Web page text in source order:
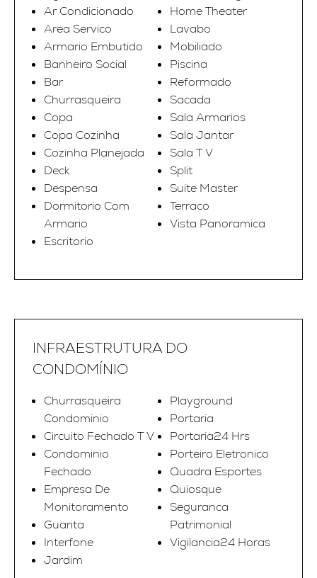
Ar Condicionado
Area Servico
Armario Embutido
Banheiro Social
Bar
Churrasqueira
Copa
Copa Cozinha
Cozinha Planejada
Deck
Despensa
Dormitorio Com
Armario
Escritorio
Home Theater
Lavabo
Mobiliado
Piscina
Reformado
Sacada
Sala Armarios
Sala Jantar
Sala T V
Split
Suite Master
Terraco
Vista Panoramica
INFRAESTRUTURA DO
CONDOMÍNIO
Churrasqueira
Condominio
Circuito Fechado T V
Condominio
Fechado
Empresa De
Monitoramento
Guarita
Interfone
Jardim
Playground
Portaria
Portaria24 Hrs
Porteiro Eletronico
Quadra Esportes
Quiosque
Seguranca
Patrimonial
Vigilancia24 Horas